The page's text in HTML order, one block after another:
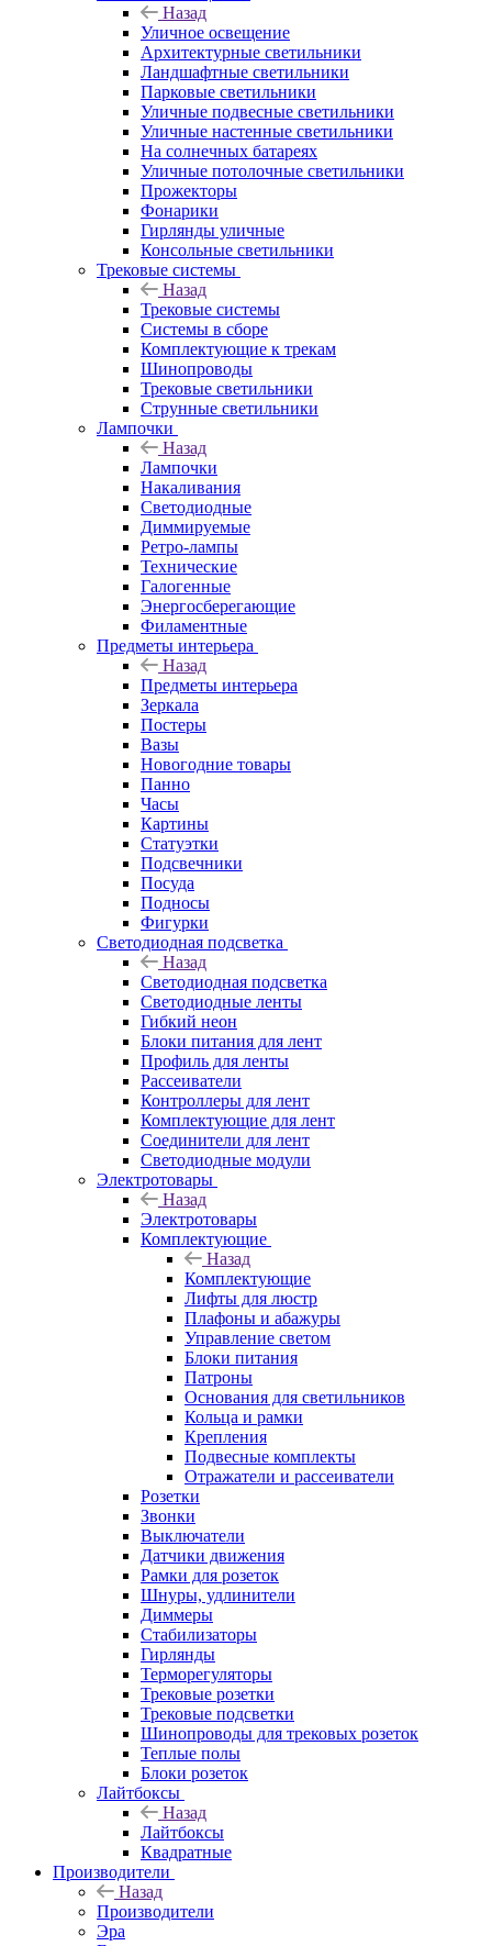
Назад
Уличное освещение
Архитектурные светильники
Ландшафтные светильники
Парковые светильники
Уличные подвесные светильники
Уличные настенные светильники
На солнечных батареях
Уличные потолочные светильники
Прожекторы
Фонарики
Гирлянды уличные
Консольные светильники
Трековые системы
Назад
Трековые системы
Системы в сборе
Комплектующие к трекам
Шинопроводы
Трековые светильники
Струнные светильники
Лампочки
Назад
Лампочки
Накаливания
Светодиодные
Диммируемые
Ретро-лампы
Технические
Галогенные
Энергосберегающие
Филаментные
Предметы интерьера
Назад
Предметы интерьера
Зеркала
Постеры
Вазы
Новогодние товары
Панно
Часы
Картины
Статуэтки
Подсвечники
Посуда
Подносы
Фигурки
Светодиодная подсветка
Назад
Светодиодная подсветка
Светодиодные ленты
Гибкий неон
Блоки питания для лент
Профиль для ленты
Рассеиватели
Контроллеры для лент
Комплектующие для лент
Соединители для лент
Светодиодные модули
Электротовары
Назад
Электротовары
Комплектующие
Назад
Комплектующие
Лифты для люстр
Плафоны и абажуры
Управление светом
Блоки питания
Патроны
Основания для светильников
Кольца и рамки
Крепления
Подвесные комплекты
Отражатели и рассеиватели
Розетки
Звонки
Выключатели
Датчики движения
Рамки для розеток
Шнуры, удлинители
Диммеры
Стабилизаторы
Гирлянды
Терморегуляторы
Трековые розетки
Трековые подсветки
Шинопроводы для трековых розеток
Теплые полы
Блоки розеток
Лайтбоксы
Назад
Лайтбоксы
Квадратные
Производители
Назад
Производители
Эра